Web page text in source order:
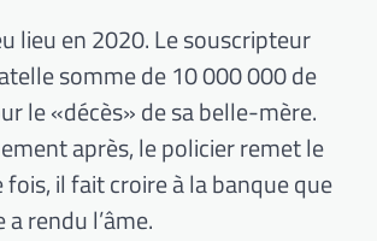
lieu en 2020. Le souscripteur
somme de 10 000 000 de
le «décès» de sa belle-mère.
après, le policier remet le
il fait croire à la banque que
rendu l’âme.